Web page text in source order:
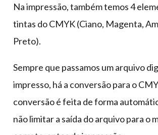
Na impressão, também temos 4
tintas do CMYK (Ciano, Magenta,
Preto).
Sempre que passamos um arquivo
impresso, há a conversão para o
conversão é feita de forma
não limitar a saída do arquivo para o